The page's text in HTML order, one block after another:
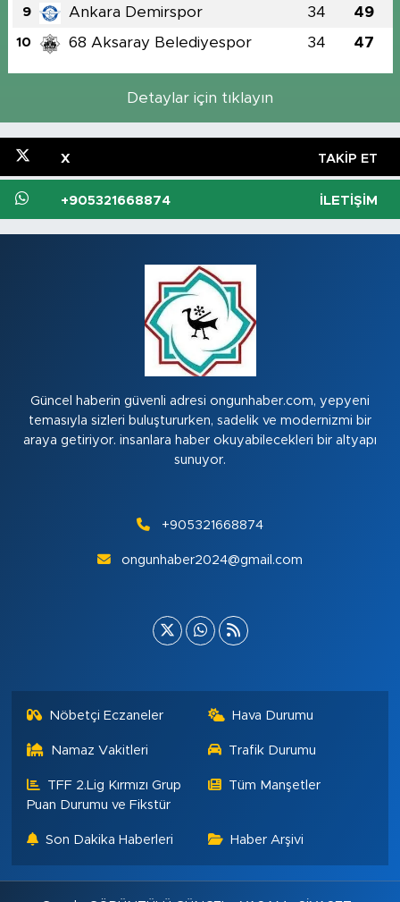
9 Ankara Demirspor 34 49
10 68 Aksaray Belediyespor 34 47
Detaylar için tıklayın
X TAKIP ET
+905321668874 İLETIŞIM
Güncel haberin güvenli adresi ongunhaber.com, yepyeni
temasıyla sizleri buluştururken, sadelik ve modernizmi bir
araya getiriyor. insanlara haber okuyabilecekleri bir altyapı
sunuyor.
+905321668874
ongunhaber2024@gmail.com
Nöbetçi Eczaneler Hava Durumu
Namaz Vakitleri Trafik Durumu
TFF 2.Lig Kırmızı Grup
Puan Durumu ve Fikstür
Tüm Manşetler
Son Dakika Haberleri Haber Arşivi